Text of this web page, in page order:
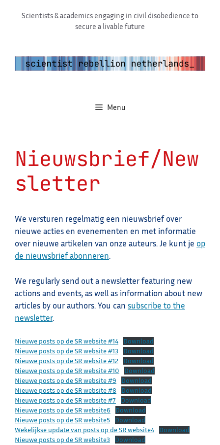
Scientists & academics engaging in civil disobedience to
secure a livable future
Menu
Nieuwsbrief/New
sletter
We versturen regelmatig een nieuwsbrief over
nieuwe acties en evenementen en met informatie
over nieuwe artikelen van onze auteurs. Je kunt je op
de nieuwsbrief abonneren.
We regularly send out a newsletter featuring new
actions and events, as well as information about new
articles by our authors. You can subscribe to the
newsletter.
Nieuwe posts op de SR website #14
Download
Nieuwe posts op de SR website #13
Download
Nieuwe posts op de SR website #12
Download
Nieuwe posts op de SR website #10
Download
Nieuwe posts op de SR website #9
Download
Nieuwe posts op de SR website #8
Download
Nieuwe posts op de SR website #7
Download
Nieuwe posts op de SR website6
Download
Nieuwe posts op de SR website5
Download
Wekelijkse update van posts op de SR website4
Download
Nieuwe posts op de SR website3
Download